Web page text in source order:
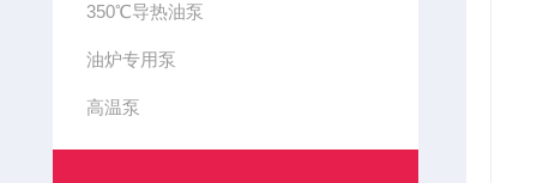
350℃导热油泵
油炉专用泵
高温泵